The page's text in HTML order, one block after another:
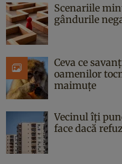
Scenariile
gândurile
Ceva ce
oamenilor
maimuțe
Vecinul îți
face dacă